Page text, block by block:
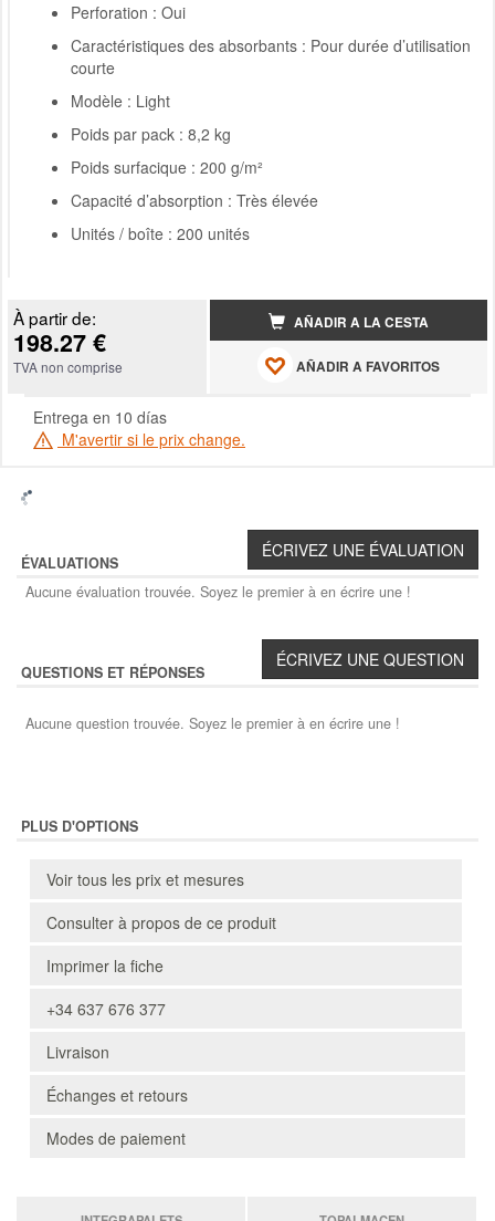
Perforation : Oui
Caractéristiques des absorbants : Pour durée d’utilisation
courte
Modèle : Light
Poids par pack : 8,2 kg
Poids surfacique : 200 g/m²
Capacité d’absorption : Très élevée
Unités / boîte : 200 unités
À partir de:
198.27 €
TVA non comprise
AÑADIR A LA CESTA
AÑADIR A FAVORITOS
Entrega en 10 días
M'avertir si le prix change.
ÉVALUATIONS
Aucune évaluation trouvée. Soyez le premier à en écrire une !
QUESTIONS ET RÉPONSES
Aucune question trouvée. Soyez le premier à en écrire une !
PLUS D'OPTIONS
Voir tous les prix et mesures
Consulter à propos de ce produit
Imprimer la fiche
+34 637 676 377
Livraison
Échanges et retours
Modes de paiement